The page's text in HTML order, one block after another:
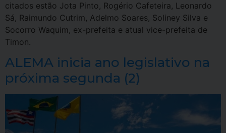
citados estão Jota Pinto, Rogério Cafeteira, Leonardo
Sá, Raimundo Cutrim, Adelmo Soares, Soliney Silva e
Socorro Waquim, ex-prefeita e atual vice-prefeita de
Timon.
ALEMA inicia ano legislativo na
próxima segunda (2)